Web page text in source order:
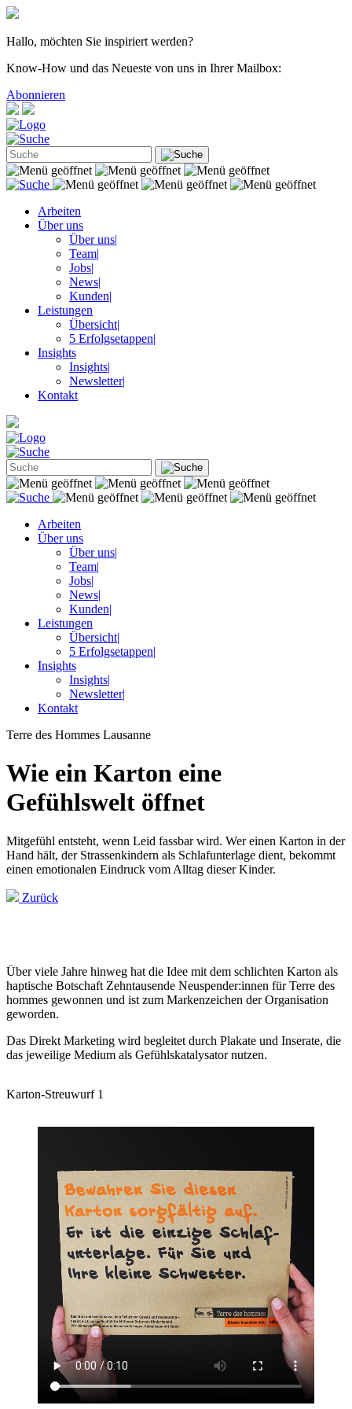
Hallo, möchten Sie inspiriert werden?
Know-How und das Neueste von uns in Ihrer Mailbox:
Abonnieren
Arbeiten
Über uns
Über uns|
Team|
Jobs|
News|
Kunden|
Leistungen
Übersicht|
5 Erfolgsetappen|
Insights
Insights|
Newsletter|
Kontakt
Arbeiten
Über uns
Über uns|
Team|
Jobs|
News|
Kunden|
Leistungen
Übersicht|
5 Erfolgsetappen|
Insights
Insights|
Newsletter|
Kontakt
Terre des Hommes Lausanne
Wie ein Karton eine
Gefühlswelt öffnet
Mitgefühl entsteht, wenn Leid fassbar wird. Wer einen Karton in der
Hand hält, der Strassenkindern als Schlafunterlage dient, bekommt
einen emotionalen Eindruck vom Alltag dieser Kinder.
Zurück
Über viele Jahre hinweg hat die Idee mit dem schlichten Karton als
haptische Botschaft Zehntausende Neuspender:innen für Terre des
hommes gewonnen und ist zum Markenzeichen der Organisation
geworden.
Das Direkt Marketing wird begleitet durch Plakate und Inserate, die
das jeweilige Medium als Gefühlskatalysator nutzen.
Karton-Streuwurf 1